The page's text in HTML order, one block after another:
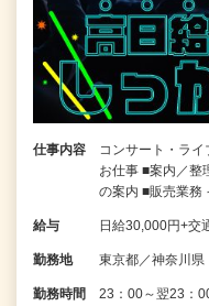
仕事内容
コンサート・ラ
お仕事 ■案内／整
の案内 ■販売業務
給与 日給30,000円+
勤務地 東京都／神奈川県
勤務時間
23：00～翌23：